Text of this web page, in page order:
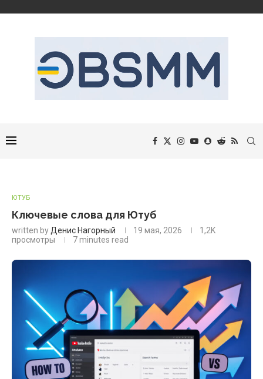
ЮТУБ
Ключевые слова для Ютуб
written by Денис Нагорный 19 мая, 2026
1,2K
просмотры
7 minutes read